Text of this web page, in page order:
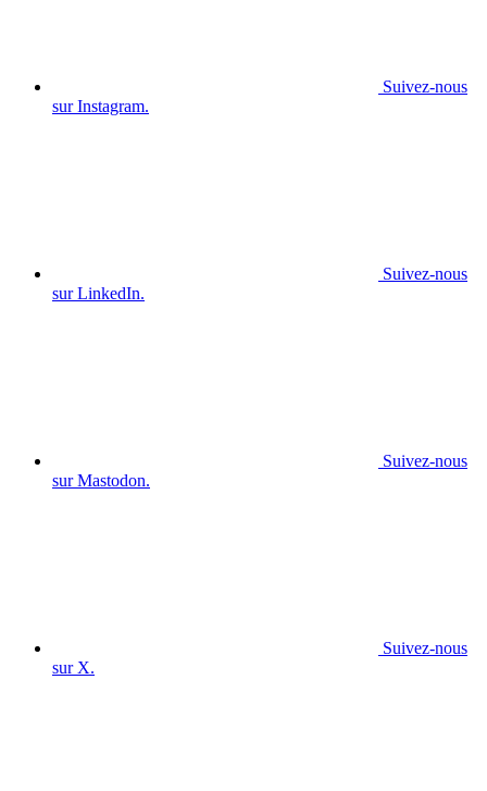
Suivez-nous
sur Instagram.
Suivez-nous
sur LinkedIn.
Suivez-nous
sur Mastodon.
Suivez-nous
sur X.